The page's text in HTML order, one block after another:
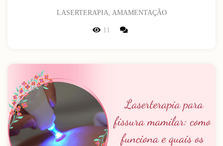
LASERTERAPIA, AMAMENTAÇÃO
11